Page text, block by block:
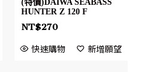
(特價)DAIWA SEABASS
HUNTER Z 120 F
NT$270
快速購物 新增願望